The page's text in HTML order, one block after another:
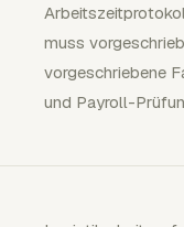
muss
vorgeschriebene
und Payroll-